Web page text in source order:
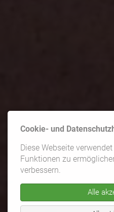
Cookie- und
Diese Webseite
Funktionen zu
verbessern.
Alle